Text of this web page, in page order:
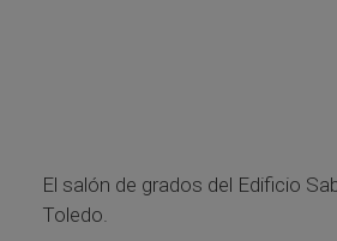
El salón de grados del Edificio
Toledo.